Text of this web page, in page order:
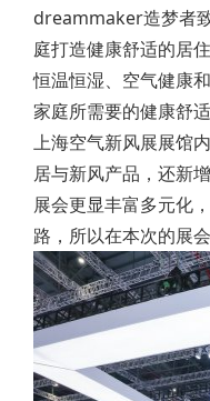
dreammaker造梦者
庭打造健康舒适的居
恒温恒湿、空气健康
家庭所需要的健康舒
上海空气新风展展馆
居与新风产品，还新
展会更显丰富多元化
路，所以在本次的展